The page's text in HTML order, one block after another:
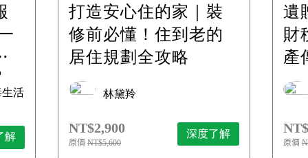
活
解
打造安心住的家｜裝
修前必懂！住到老的
居住規劃全攻略
林黛羚
NT$2,900
原價 NT$5,600
深度了解
遺
財
產
原價